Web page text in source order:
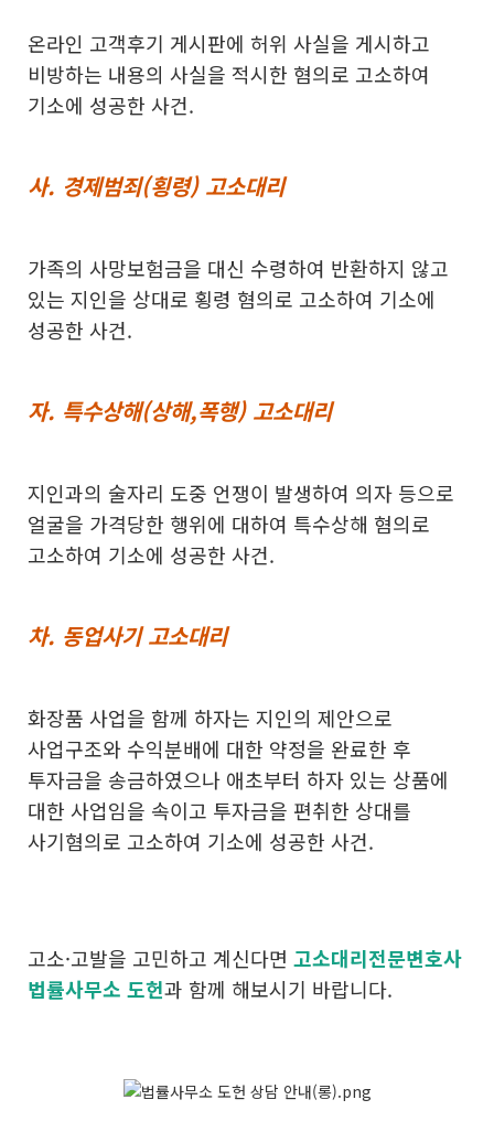
온라인 고객후기 게시판에 허위 사실을 게시하고
비방하는 내용의 사실을 적시한 혐의로 고소하여
기소에 성공한 사건.
사. 경제범죄(횡령) 고소대리
가족의 사망보험금을 대신 수령하여 반환하지 않고
있는 지인을 상대로 횡령 혐의로 고소하여 기소에
성공한 사건.
자. 특수상해(상해,폭행) 고소대리
지인과의 술자리 도중 언쟁이 발생하여 의자 등으로
얼굴을 가격당한 행위에 대하여 특수상해 혐의로
고소하여 기소에 성공한 사건.
차. 동업사기 고소대리
화장품 사업을 함께 하자는 지인의 제안으로
사업구조와 수익분배에 대한 약정을 완료한 후
투자금을 송금하였으나 애초부터 하자 있는 상품에
대한 사업임을 속이고 투자금을 편취한 상대를
사기혐의로 고소하여 기소에 성공한 사건.
고소·고발을 고민하고 계신다면 고소대리전문변호사
법률사무소 도헌과 함께 해보시기 바랍니다.